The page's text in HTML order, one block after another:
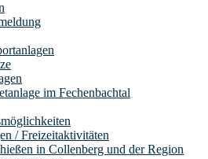
im Fechenbachtal
/ Freizeitaktivitäten
in Collenberg und der Region